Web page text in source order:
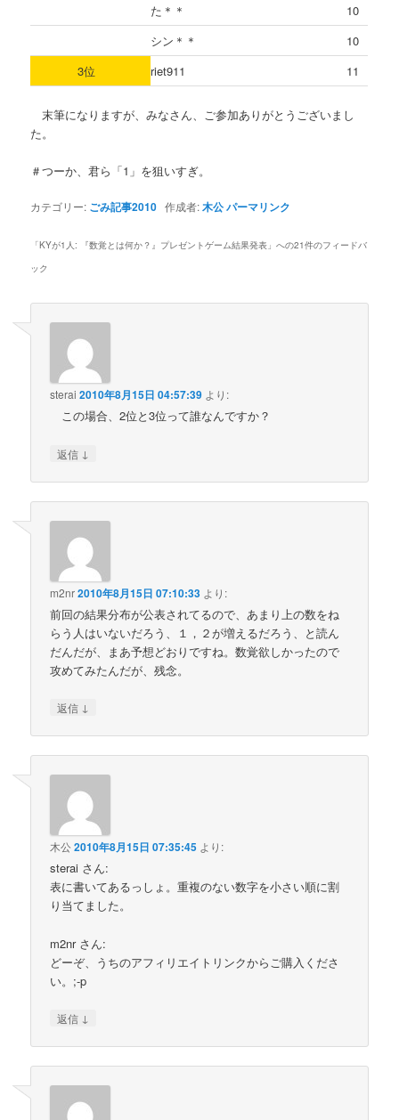
た＊＊
10
シン＊＊
10
3位
riet911 11
末筆になりますが、みなさん、ご参加ありがとうございまし
た。
＃つーか、君ら「1」を狙いすぎ。
カテゴリー: ごみ記事2010 作成者:木公パーマリンク
「KYが1人: 『数覚とは何か？』プレゼントゲーム結果発表 」への21件のフィードバ
ック
sterai 2010年8月15日 04:57:39 より:
この場合、2位と3位って誰なんですか？
返信 ↓
m2nr2010年8月15日 07:10:33 より:
前回の結果分布が公表されてるので、あまり上の数をね
らう人はいないだろう、１，２が増えるだろう、と読ん
だんだが、まあ予想どおりですね。数覚欲しかったので
攻めてみたんだが、残念。
返信 ↓
木公2010年8月15日 07:35:45 より:
sterai さん:
表に書いてあるっしょ。重複のない数字を小さい順に割
り当てました。
m2nr さん:
どーぞ、うちのアフィリエイトリンクからご購入くださ
い。;-p
返信 ↓